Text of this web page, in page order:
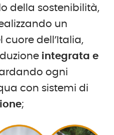
della sostenibilità,
un
cuore dell’Italia,
integrata e
ogni
con sistemi di
;